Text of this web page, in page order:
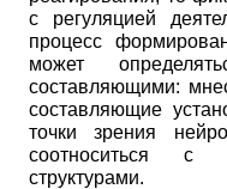
с регуляцией
процесс
может
составляющими:
составляющие
точки зрения
соотноситься с
структурами.